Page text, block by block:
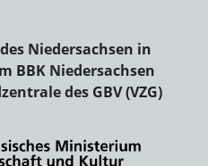
Niedersachsen in
BBK Niedersachsen
des GBV (VZG)